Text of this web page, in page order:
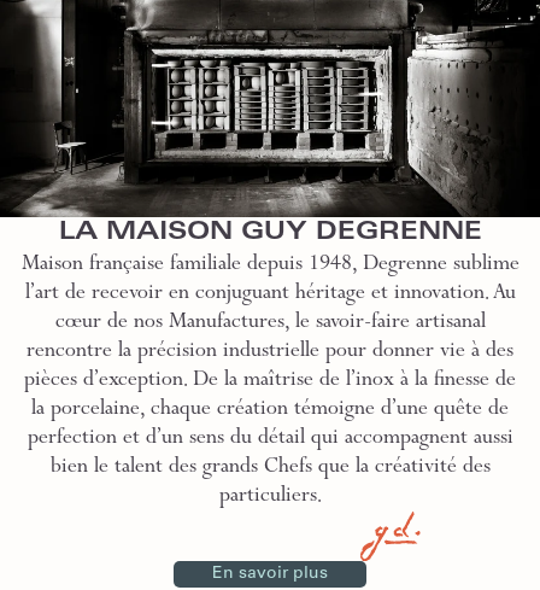
LA MAISON GUY DEGRENNE
Maison française familiale depuis 1948, Degrenne sublime
l’art de recevoir en conjuguant héritage et innovation. Au
cœur de nos Manufactures, le savoir-faire artisanal
rencontre la précision industrielle pour donner vie à des
pièces d’exception. De la maîtrise de l’inox à la finesse de
la porcelaine, chaque création témoigne d’une quête de
perfection et d’un sens du détail qui accompagnent aussi
bien le talent des grands Chefs que la créativité des
particuliers.
En savoir plus